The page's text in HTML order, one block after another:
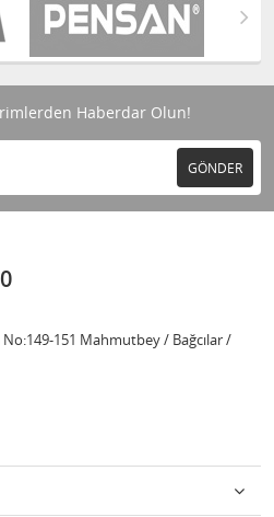
Haberdar Olun!
GÖNDER
No:149-151 Mahmutbey / Bağcılar /